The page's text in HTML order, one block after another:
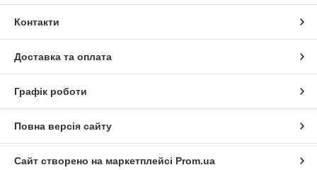
Контакти
Доставка та оплата
Графік роботи
Повна версія сайту
Сайт створено на маркетплейсі Prom.ua